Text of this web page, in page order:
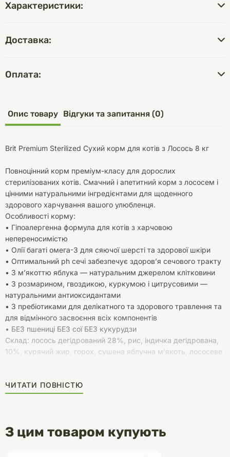
Характеристики:
Доставка:
Оплата:
Опис товару Відгуки та запитання (0)
Brit Premium Sterilized Сухий корм для котів з Лосось 8 кг
Повноцінний корм преміум-класу для дорослих
стерилізованих котів. Смачний і апетитний корм з лососем і
цінними натуральними інгредієнтами для щоденного
здорового харчування вашого улюбленця.
Особливості корму:
• Гіпоалергенна формула для котів з харчовою
непереносимістю
• Олії багаті омега-3 для сяючої шерсті та здорової шкіри
• Оптимальний ph сечі забезпечує здоров’я сечового тракту
• З м’якоттю яблука — натуральним джерелом клітковини
• З розмарином, гвоздикою, куркумою і цитрусовими —
натуральними антиоксидантами
• З пребіотиками для делікатного та здорового травлення та
для відмінного засвоєння всіх компонентів
• БЕЗ пшениці БЕЗ сої БЕЗ кукурудзи
Склад: лосось дегідрований 28%, рис, індичка дегідрована,
10%, курячий жир, горох, сушена яблучна м’якоть, лососеве
(150 мг/кг), фруктоолігосахаріди (120 мг/кг), юка Шидігера
(80 мг/кг)
ЧИТАТИ ПОВНІСТЮ
З цим товаром купують